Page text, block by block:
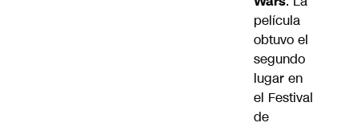
película
obtuvo el
segundo
lugar en
el Festival
de